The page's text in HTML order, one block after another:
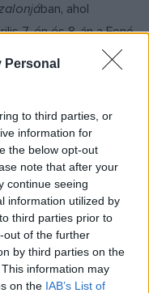
Personal
to third parties, or
information for
the below opt-out
note that after your
continue seeing
information utilized by
third parties prior to
out of the further
by third parties on the
information may
on the IAB’s List of
ban, ahol
7-én és 8-án a Fonó
művész, Kokas
csellóművész április
, valamint Kodály
című műve hangzik el.
(hegedű), Hutás
és Nagy
a kvartettirodalom
lesz két Violin Extra
az Auer Trió ? Kováts
és Fülei Balázs